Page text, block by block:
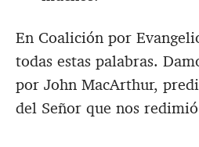
En Coalición por
todas estas palabras.
por John MacArthur,
del Señor que nos